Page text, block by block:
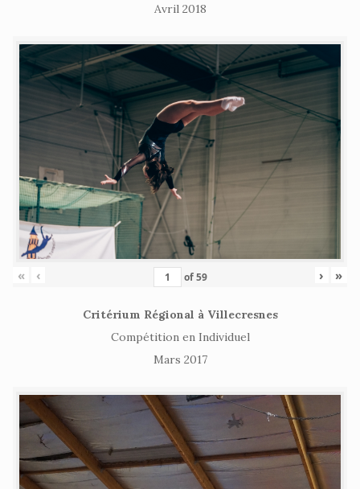
Avril 2018
« ‹ of59 › »
Critérium Régional à Villecresnes
Compétition en Individuel
Mars 2017